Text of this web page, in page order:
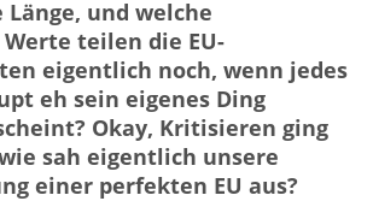
und welche
teilen die EU-
eigentlich noch, wenn jedes
eh sein eigenes Ding
Okay, Kritisieren ging
sah eigentlich unsere
einer perfekten EU aus?